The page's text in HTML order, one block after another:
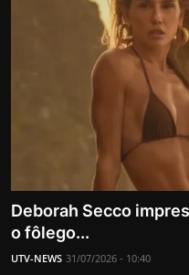
Deborah Secco
o fôlego...
UTV-NEWS 31/07/2026 - 10:40